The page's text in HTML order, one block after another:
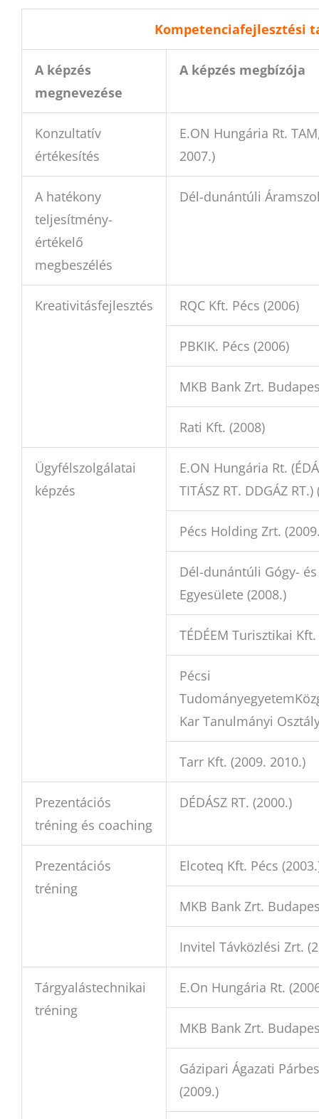
Kompetenciafejlesztési
A képzés
megnevezése
A képzés megbízója
Konzultatív
értékesítés
E.ON Hungária Rt.
2007.)
A hatékony
teljesítmény-
értékelő
megbeszélés
Dél-dunántúli
Kreativitásfejlesztés RQC Kft. Pécs (2006)
PBKIK. Pécs (2006)
MKB Bank Zrt.
Rati Kft. (2008)
Ügyfélszolgálatai
képzés
E.ON Hungária Rt.
TITÁSZ RT. DDGÁZ
Pécs Holding Zrt.
Dél-dunántúli Gógy-
Egyesülete (2008.)
TÉDÉEM Turisztikai
Pécsi
Kar Tanulmányi
Tarr Kft. (2009. 2010.)
Prezentációs
tréning és coaching
DÉDÁSZ RT. (2000.)
Prezentációs
tréning
Elcoteq Kft. Pécs
MKB Bank Zrt.
Invitel Távközlési Zrt.
Tárgyalástechnikai
tréning
E.On Hungária Rt.
MKB Bank Zrt.
Gázipari Ágazati
(2009.)